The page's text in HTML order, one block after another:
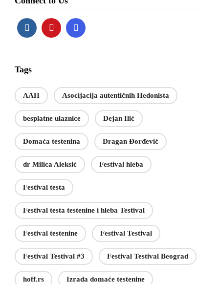
Tags
AAH Asocijacija autentičnih Hedonista
besplatne ulaznice Dejan Ilić
Domaća testenina Dragan Đorđević
dr Milica Aleksić Festival hleba
Festival testa
Festival testa testenine i hleba Testival
Festival testenine Festival Testival
Festival Testival #3 Festival Testival Beograd
hoff.rs Izrada domaće testenine